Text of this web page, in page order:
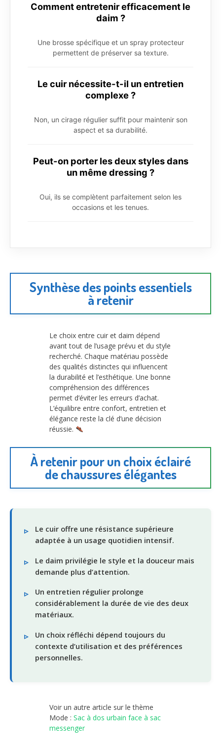
Comment entretenir efficacement le
daim ?
Une brosse spécifique et un spray protecteur
permettent de préserver sa texture.
Le cuir nécessite-t-il un entretien
complexe ?
Non, un cirage régulier suffit pour maintenir son
aspect et sa durabilité.
Peut-on porter les deux styles dans
un même dressing ?
Oui, ils se complètent parfaitement selon les
occasions et les tenues.
Synthèse des points essentiels
à retenir
Le choix entre cuir et daim dépend
avant tout de l’usage prévu et du style
recherché. Chaque matériau possède
des qualités distinctes qui influencent
la durabilité et l’esthétique. Une bonne
compréhension des différences
permet d’éviter les erreurs d’achat.
L’équilibre entre confort, entretien et
élégance reste la clé d’une décision
réussie.
À retenir pour un choix éclairé
de chaussures élégantes
Le cuir offre une résistance supérieure
adaptée à un usage quotidien intensif.
Le daim privilégie le style et la douceur mais
demande plus d’attention.
Un entretien régulier prolonge
considérablement la durée de vie des deux
matériaux.
Un choix réfléchi dépend toujours du
contexte d’utilisation et des préférences
personnelles.
Voir un autre article sur le thème
Mode : Sac à dos urbain face à sac
messenger